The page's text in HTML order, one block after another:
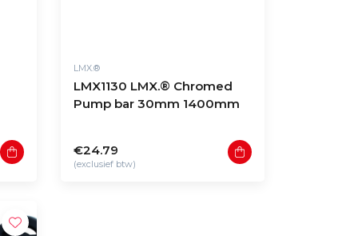
LMX.®
LMX1130 LMX.® Chromed
Pump bar 30mm 1400mm
€24.79
(exclusief btw)